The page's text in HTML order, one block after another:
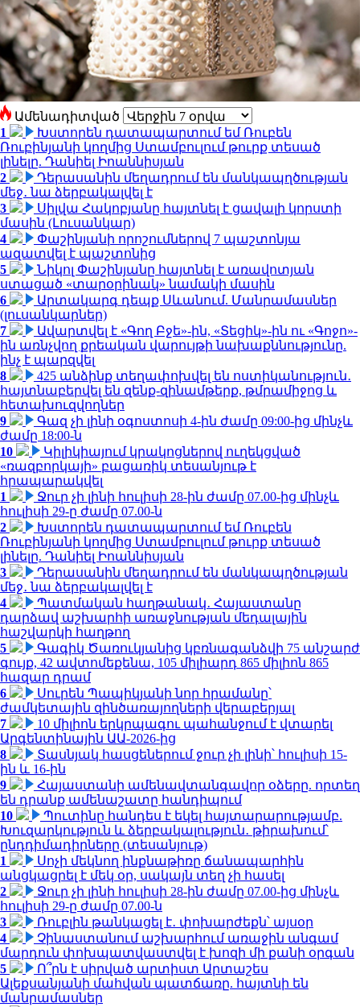
Ամենադիտված
1
Խստորեն դատապարտում եմ Ռուբեն
Ռուբինյանի կողմից Ստամբուլում թուրք տեսած
լինելը. Դանիել Իոաննիսյան
2
Դերասանին մեղադրում են մանկապղծության
մեջ․ նա ձերբակալվել է
3
Սիլվա Հակոբյանը հայտնել է ցավալի կորստի
մասին (Լուսանկար)
4
Փաշինյանի որոշումներով 7 պաշտոնյա
ազատվել է պաշտոնից
5
Նիկոլ Փաշինյանը հայտնել է առավոտյան
ստացած «տարօրինակ» նամակի մասին
6
Արտակարգ դեպք Սևանում. Մանրամասներ
(լուսանկարներ)
7
Ավարտվել է «Գող Բջե»-ին, «Տեցիկ»-ին ու «Գոջո»-
ին առնչվող քրեական վարույթի նախաքննությունը.
ինչ է պարզվել
8
425 անձինք տեղափոխվել են ոստիկանություն․
հայտնաբերվել են զենք-զինամթերք, թմրամիջոց և
հետախուզվողներ
9
Գազ չի լինի օգոստոսի 4-ին ժամը 09:00-ից մինչև
ժամը 18:00-ն
10
Կիլիկիայում կրակոցներով ուղեկցված
«ռազբորկայի» բացառիկ տեսանյութ է
հրապարակվել
1
Ջուր չի լինի հուլիսի 28-ին ժամը 07.00-ից մինչև
հուլիսի 29-ը ժամը 07.00-ն
2
Խստորեն դատապարտում եմ Ռուբեն
Ռուբինյանի կողմից Ստամբուլում թուրք տեսած
լինելը. Դանիել Իոաննիսյան
3
Դերասանին մեղադրում են մանկապղծության
մեջ․ նա ձերբակալվել է
4
Պատմական հաղթանակ․ Հայաստանը
դարձավ աշխարհի առաջնության մեդալային
հաշվարկի հաղթող
5
Գագիկ Ծառուկյանից կբռնագանձվի 75 անշարժ
գույք, 42 ավտոմեքենա, 105 միլիարդ 865 միլիոն 865
հազար դրամ
6
Սուրեն Պապիկյանի նոր հրամանը՝
ժամկետային զինծառայողների վերաբերյալ
7
10 միլիոն երկրպագու պահանջում է վտարել
Արգենտինային ԱԱ-2026-ից
8
Տասնյակ հասցեներում ջուր չի լինի՝ հուլիսի 15-
ին և 16-ին
9
Հայաստանի ամենավտանգավոր օձերը. որտեղ
են դրանք ամենաշատը հանդիպում
10
Պուտինը հանդես է եկել հայտարարությամբ.
Խուզարկություն և ձերբակալություն․ թիրախում՝
ընդդիմադիրները (տեսանյութ)
1
Սոչի մեկնող ինքնաթիռը ճանապարհին
անցկացրել է մեկ օր, սակայն տեղ չի հասել
2
Ջուր չի լինի հուլիսի 28-ին ժամը 07.00-ից մինչև
հուլիսի 29-ը ժամը 07.00-ն
3
Ռուբլին թանկացել է․ փոխարժեքն՝ այսօր
4
Չինաստանում աշխարհում առաջին անգամ
մարդուն փոխպատվաստվել է խոզի մի քանի օրգան
5
Ո՞րն է սիրված արտիստ Արտաշես
Ալեքսանյանի մահվան պատճառը. հայտնի են
մանրամասներ